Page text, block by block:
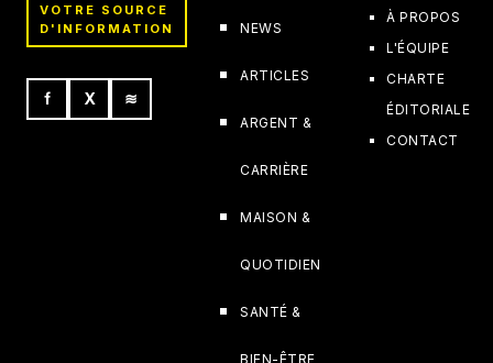
VOTRE SOURCE
D'INFORMATION
f X ≋
NEWS
ARTICLES
ARGENT &
CARRIÈRE
MAISON &
QUOTIDIEN
SANTÉ &
BIEN-ÊTRE
À PROPOS
L'ÉQUIPE
CHARTE
ÉDITORIALE
CONTACT